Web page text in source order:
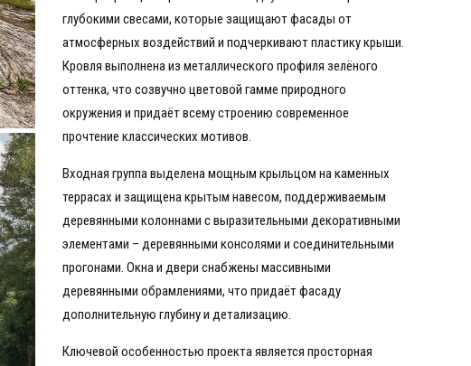
глубокими свесами, которые защищают фасады от
атмосферных воздействий и подчеркивают пластику крыши.
Кровля выполнена из металлического профиля зелёного
оттенка, что созвучно цветовой гамме природного
окружения и придаёт всему строению современное
прочтение классических мотивов.
Входная группа выделена мощным крыльцом на каменных
террасах и защищена крытым навесом, поддерживаемым
деревянными колоннами с выразительными декоративными
элементами – деревянными консолями и соединительными
прогонами. Окна и двери снабжены массивными
деревянными обрамлениями, что придаёт фасаду
дополнительную глубину и детализацию.
Ключевой особенностью проекта является просторная